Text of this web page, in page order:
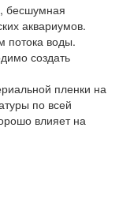
бесшумная
аквариумов.
потока воды.
создать
пленки на
по всей
влияет на